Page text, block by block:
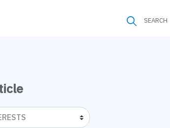
SEARCH